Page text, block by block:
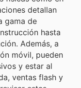
detallan
gama de
hasta
Además, a
móvil, pueden
y estar al
ventas flash y